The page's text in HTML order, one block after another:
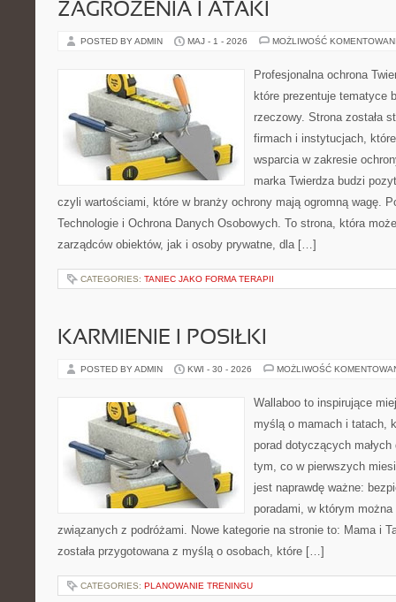
ZAGROŻENIA I ATAKI
POSTED BY ADMIN MAJ - 1 - 2026 MOŻLIWOŚĆ
Profesjonalna ochrona
które prezentuje tematyce
rzeczowy. Strona została
firmach i instytucjach,
wsparcia w zakresie
marka Twierdza budzi
czyli wartościami, które w branży ochrony mają ogromną wagę.
Technologie i Ochrona Danych Osobowych. To strona, która
zarządców obiektów, jak i osoby prywatne, dla […]
CATEGORIES: TANIEC JAKO FORMA TERAPII
KARMIENIE I POSIŁKI
POSTED BY ADMIN KWI - 30 - 2026 MOŻLIWOŚĆ
Wallaboo to inspirujące
myślą o mamach i tatach,
porad dotyczących
tym, co w pierwszych
jest naprawdę ważne:
poradami, w którym
związanych z podróżami. Nowe kategorie na stronie to: Mama i
została przygotowana z myślą o osobach, które […]
CATEGORIES: PLANOWANIE TRENINGU